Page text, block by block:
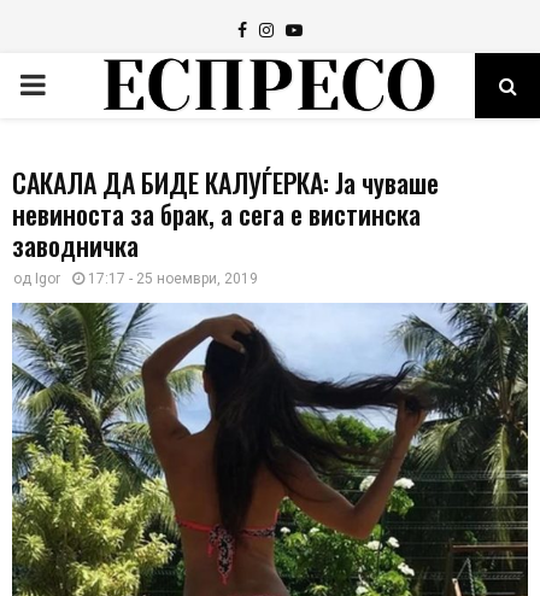
Facebook
Instagram
Youtube
PRIMARY
САКАЛА ДА БИДЕ КАЛУЃЕРКА: Ја чуваше
невиноста за брак, а сега е вистинска
заводничка
од Igor 17:17 - 25 ноември, 2019